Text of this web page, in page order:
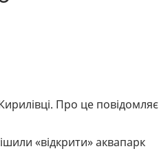
Про це повідомляє
«відкрити» аквапарк